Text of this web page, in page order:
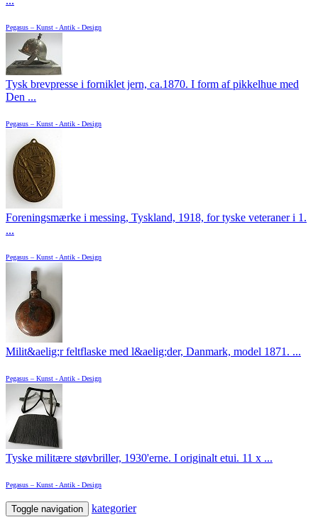
Pegasus – Kunst - Antik - Design
Tysk brevpresse i forniklet jern, ca.1870. I form af pikkelhue med
Den ...
Pegasus – Kunst - Antik - Design
Foreningsmærke i messing, Tyskland, 1918, for tyske veteraner i 1.
...
Pegasus – Kunst - Antik - Design
Milit&aelig;r feltflaske med l&aelig;der, Danmark, model 1871. ...
Pegasus – Kunst - Antik - Design
Tyske militære støvbriller, 1930'erne. I originalt etui. 11 x ...
Pegasus – Kunst - Antik - Design
Toggle navigation kategorier